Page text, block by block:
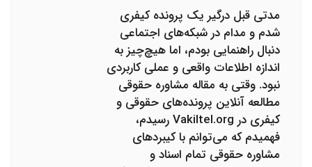
مدتی قبل درگیر یک پرونده کیفری
شدم و مدام در شبکه‌های اجتماعی
دنبال راهنمایی بودم، اما هیچ‌چیز به
اندازه اطلاعات واقعی و عملی کاربردی
نبود. وقتی به مقاله مشاوره حقوقی
مطالعه آنلاین پرونده‌های حقوقی و
کیفری در Vakiltel.org رسیدم،
فهمیدم که می‌توانم با کیبردهای
مشاوره حقوقی تمام اسناد و